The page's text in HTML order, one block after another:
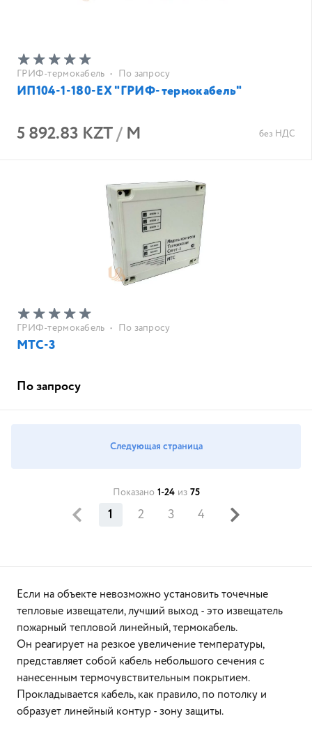
ГРИФ-термокабель • По запросу
ИП104-1-180-EX "ГРИФ-термокабель"
5 892.83 KZT/ М без НДС
ГРИФ-термокабель • По запросу
МТС-3
По запросу
Следующая страница
Показано 1-24 из 75
1 2 3 4
Если на объекте невозможно установить точечные
тепловые извещатели, лучший выход - это извещатель
пожарный тепловой линейный, термокабель.
Он реагирует на резкое увеличение температуры,
представляет собой кабель небольшого сечения с
нанесенным термочувствительным покрытием.
Прокладывается кабель, как правило, по потолку и
образует линейный контур - зону защиты.